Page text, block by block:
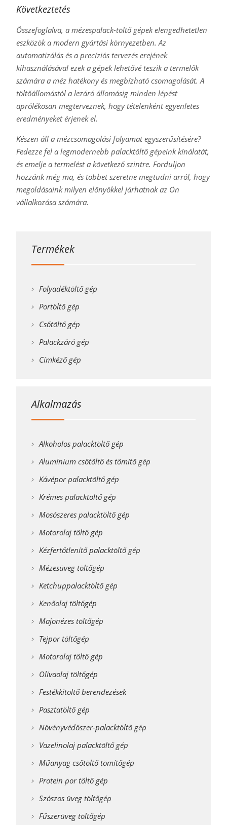
Következtetés
Összefoglalva, a mézespalack-töltő gépek elengedhetetlen
eszközök a modern gyártási környezetben. Az
automatizálás és a precíziós tervezés erejének
kihasználásával ezek a gépek lehetővé teszik a termelők
számára a méz hatékony és megbízható csomagolását. A
töltőállomástól a lezáró állomásig minden lépést
aprólékosan megterveznek, hogy tételenként egyenletes
eredményeket érjenek el.
Készen áll a mézcsomagolási folyamat egyszerűsítésére?
Fedezze fel a legmodernebb palacktöltő gépeink kínálatát,
és emelje a termelést a következő szintre. Forduljon
hozzánk még ma, és többet szeretne megtudni arról, hogy
megoldásaink milyen előnyökkel járhatnak az Ön
vállalkozása számára.
Termékek
Folyadéktöltő gép
Portöltő gép
Csőtöltő gép
Palackzáró gép
Címkéző gép
Alkalmazás
Alkoholos palacktöltő gép
Alumínium csőtöltő és tömítő gép
Kávépor palacktöltő gép
Krémes palacktöltő gép
Mosószeres palacktöltő gép
Motorolaj töltő gép
Kézfertőtlenítő palacktöltő gép
Mézesüveg töltőgép
Ketchuppalacktöltő gép
Kenőolaj töltőgép
Majonézes töltőgép
Tejpor töltőgép
Motorolaj töltő gép
Olívaolaj töltőgép
Festékkitöltő berendezések
Pasztatöltő gép
Növényvédőszer-palacktöltő gép
Vazelinolaj palacktöltő gép
Műanyag csőtöltő tömítőgép
Protein por töltő gép
Szószos üveg töltőgép
Fűszerüveg töltőgép